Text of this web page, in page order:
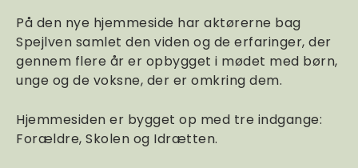
På den nye hjemmeside har aktørerne bag
Spejlven samlet den viden og de erfaringer, der
gennem flere år er opbygget i mødet med børn,
unge og de voksne, der er omkring dem.
Hjemmesiden er bygget op med tre indgange:
Forældre, Skolen og Idrætten.